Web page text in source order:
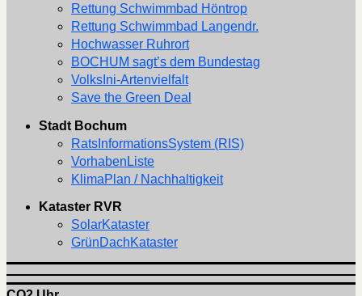
Rettung Schwimmbad Höntrop
Rettung Schwimmbad Langendr.
Hochwasser Ruhrort
BOCHUM sagt’s dem Bundestag
VolksIni-Artenvielfalt
Save the Green Deal
Stadt Bochum
RatsInformationsSystem (RIS)
VorhabenListe
KlimaPlan / Nachhaltigkeit
Kataster RVR
SolarKataster
GrünDachKataster